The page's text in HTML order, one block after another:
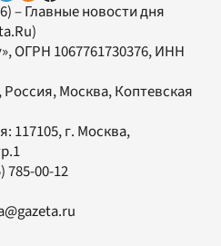
– Главные новости дня
, ОГРН 1067761730376, ИНН
Россия, Москва, Коптевская
117105, г. Москва,
785-00-12